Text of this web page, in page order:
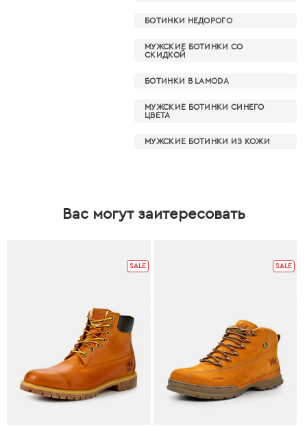
БОТИНКИ НЕДОРОГО
МУЖСКИЕ БОТИНКИ СО
СКИДКОЙ
БОТИНКИ В LAMODA
МУЖСКИЕ БОТИНКИ СИНЕГО
ЦВЕТА
МУЖСКИЕ БОТИНКИ ИЗ КОЖИ
Вас могут заитересовать
SALE SALE